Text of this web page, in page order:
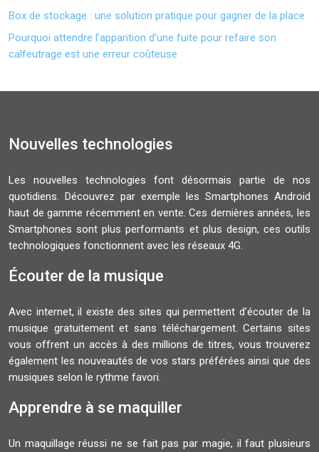
Box de stockage : une solution pratique pour gagner de la place
Pourquoi attendre l’apparition d’une fuite pour refaire son
calfeutrage est une erreur coûteuse
Nouvelles technologies
Les nouvelles technologies font désormais partie de nos
quotidiens. Découvrez par exemple les Smartphones Android
haut de gamme récemment en vente. Ces dernières années, les
Smartphones sont plus performants et plus design, ces outils
technologiques fonctionnent avec les réseaux 4G.
Écouter de la musique
Avec internet, il existe des sites qui permettent d’écouter de la
musique gratuitement et sans téléchargement. Certains sites
vous offrent un accès à des millions de titres, vous trouverez
également les nouveautés de vos stars préférées ainsi que des
musiques selon le rythme favori.
Apprendre à se maquiller
Un maquillage réussi ne se fait pas par magie, il faut plusieurs